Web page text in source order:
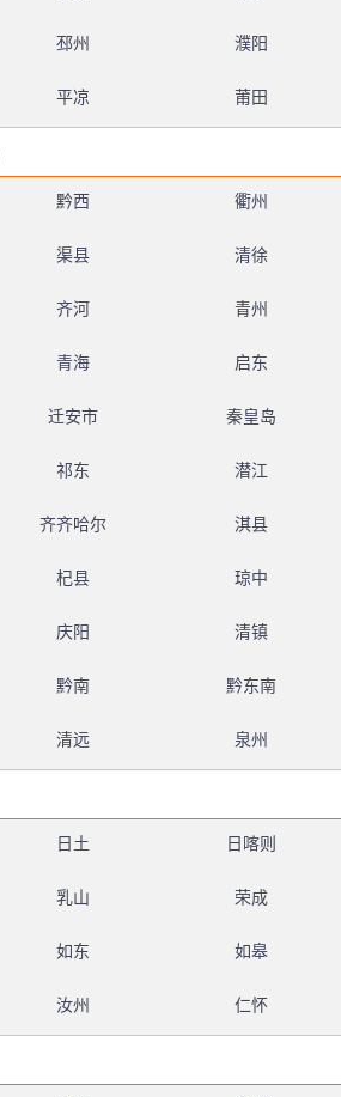
邳州 濮阳
平凉 莆田
黔西 衢州
渠县 清徐
齐河 青州
青海 启东
迁安市 秦皇岛
祁东 潜江
齐齐哈尔 淇县
杞县 琼中
庆阳 清镇
黔南 黔东南
清远 泉州
日土 日喀则
乳山 荣成
如东 如皋
汝州 仁怀